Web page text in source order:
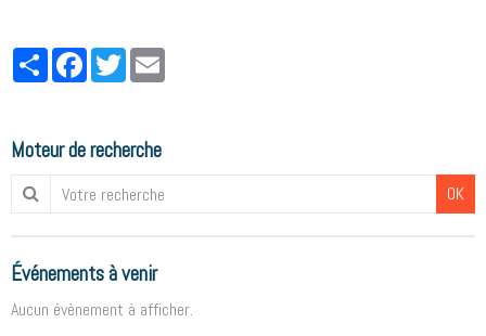
PartagerFacebookTwitter
Moteur de recherche
OK
Événements à venir
Aucun évènement à afficher.